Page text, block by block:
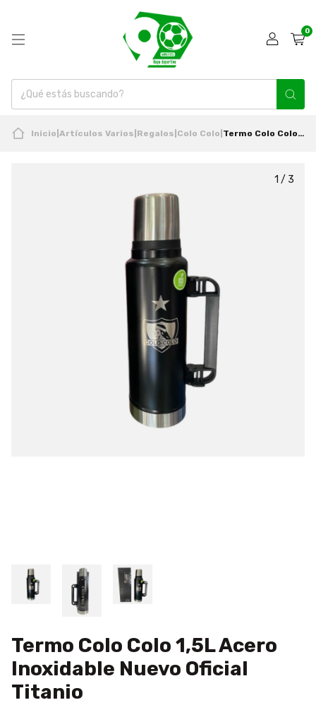
0
Inicio Artículos Varios Regalos Colo Colo Termo Colo Colo 1,5L Acero Inoxidable Nuevo Oficial Titanio
1 / 3
Termo Colo Colo 1,5L Acero
Inoxidable Nuevo Oficial
Titanio